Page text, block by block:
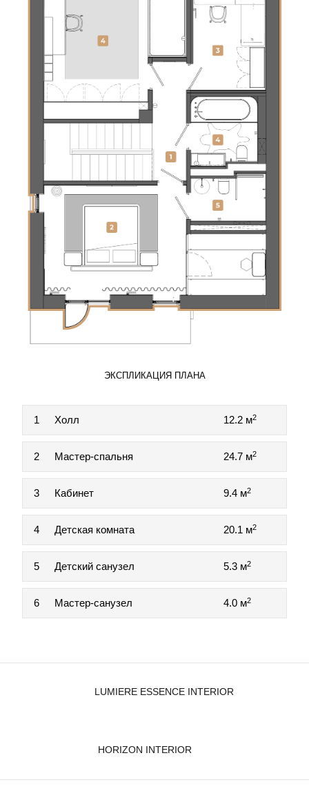
ЭКСПЛИКАЦИЯ ПЛАНА
1 Холл 12.2 м2
2 Мастер-спальня 24.7 м2
3 Кабинет 9.4 м2
4 Детская комната 20.1 м2
5 Детский санузел 5.3 м2
6 Мастер-санузел 4.0 м2
LUMIERE ESSENCE INTERIOR
HORIZON INTERIOR